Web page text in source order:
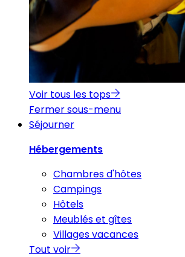
Voir tous les tops
Fermer sous-menu
Séjourner
Hébergements
Chambres d'hôtes
Campings
Hôtels
Meublés et gîtes
Villages vacances
Tout voir